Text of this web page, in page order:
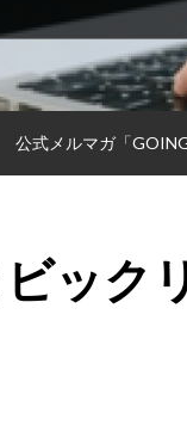
公式メルマガ「
ック